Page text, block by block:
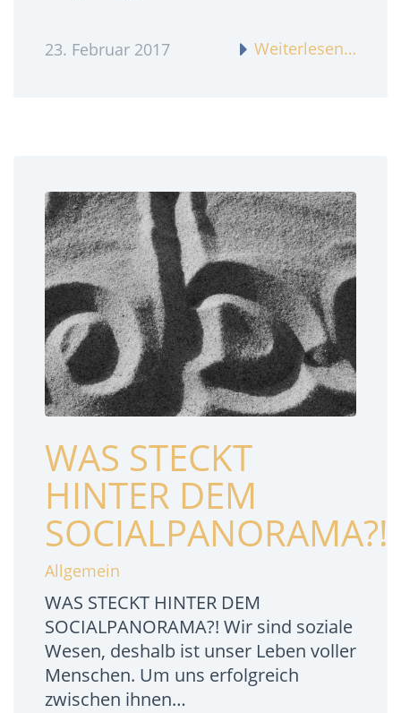
23. Februar 2017 Weiterlesen…
WAS STECKT
HINTER DEM
SOCIALPANORAMA?!
Allgemein
WAS STECKT HINTER DEM
SOCIALPANORAMA?! Wir sind soziale
Wesen, deshalb ist unser Leben voller
Menschen. Um uns erfolgreich
zwischen ihnen…